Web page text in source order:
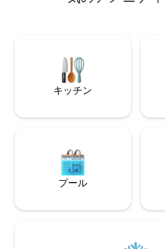
ご利用いただけます。 ゲーム、パズル、
庭、思いつく限りのアメニティが20
内にあります！ ペンシルベニア州立大
学、ハイキング、歴史、ワイナリー
留所など！ 4 ～5つ星の評価を受けた
キッチン
プール